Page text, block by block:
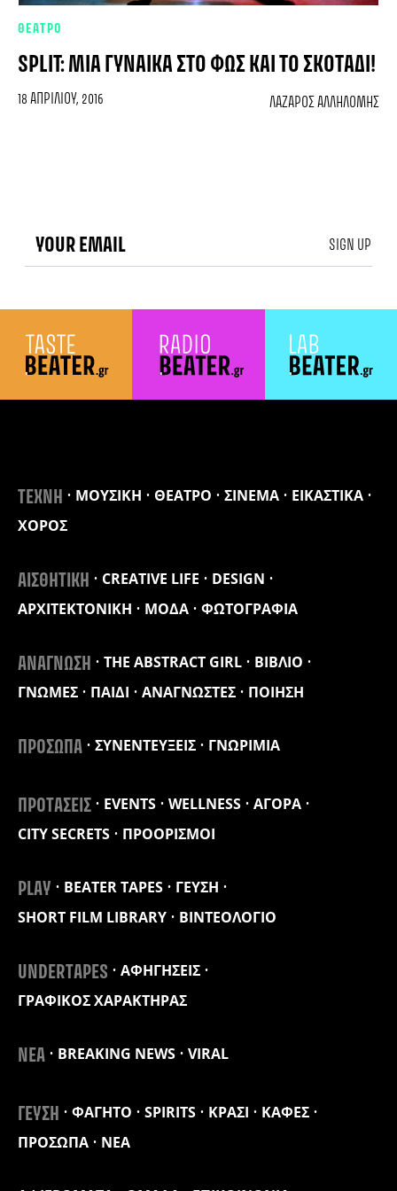
ΘΕΑΤΡΟ
SPLIT: ΜΙΑ ΓΥΝΑΊΚΑ ΣΤΟ ΦΩΣ ΚΑΙ ΤΟ ΣΚΟΤΆΔΙ!
18 ΑΠΡΙΛΊΟΥ, 2016 ΛΆΖΑΡΟΣ ΑΛΛΗΛΌΜΗΣ
ΤΕΧΝΗ ΜΟΥΣΙΚΗ ΘΕΑΤΡΟ ΣΙΝΕΜΑ
ΕΙΚΑΣΤΙΚΑ
ΧΟΡΟΣ
ΑΙΣΘΗΤΙΚΗ CREATIVE LIFE
DESIGN
ΑΡΧΙΤΕΚΤΟΝΙΚΗ
ΜΟΔΑ ΦΩΤΟΓΡΑΦΙΑ
ΑΝΑΓΝΩΣΗ THE ABSTRACT GIRL
ΒΙΒΛΙΟ
ΓΝΩΜΕΣ
ΠΑΙΔΙ ΑΝΑΓΝΩΣΤΕΣ ΠΟΙΗΣΗ
ΠΡΟΣΩΠΑ ΣΥΝΕΝΤΕΥΞΕΙΣ ΓΝΩΡΙΜΙΑ
ΠΡΟΤΑΣΕΙΣ EVENTS WELLNESS
ΑΓΟΡΑ
CITY SECRETS
ΠΡΟΟΡΙΣΜΟΙ
PLAY BEATER TAPES
ΓΕΥΣΗ
SHORT FILM LIBRARY
ΒΙΝΤΕΟΛΟΓΙΟ
UNDERTAPES
ΑΦΗΓΗΣΕΙΣ
ΓΡΑΦΙΚΟΣ ΧΑΡΑΚΤΗΡΑΣ
ΝΕΑ BREAKING NEWS VIRAL
ΓΕΥΣΗ ΦΑΓΗΤΟ SPIRITS ΚΡΑΣΙ
ΚΑΦΕΣ
ΠΡΟΣΩΠΑ
ΝΕΑ
SIGN UP